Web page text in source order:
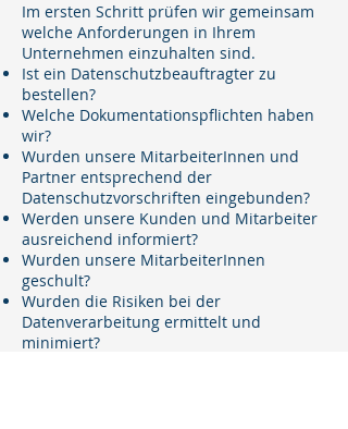
Im ersten Schritt prüfen wir gemeinsam
welche Anforderungen in Ihrem
Unternehmen einzuhalten sind.
Ist ein Datenschutzbeauftragter zu
bestellen?
Welche Dokumentationspflichten haben
wir?
Wurden unsere MitarbeiterInnen und
Partner entsprechend der
Datenschutzvorschriften eingebunden?
Werden unsere Kunden und Mitarbeiter
ausreichend informiert?
Wurden unsere MitarbeiterInnen
geschult?
Wurden die Risiken bei der
Datenverarbeitung ermittelt und
minimiert?